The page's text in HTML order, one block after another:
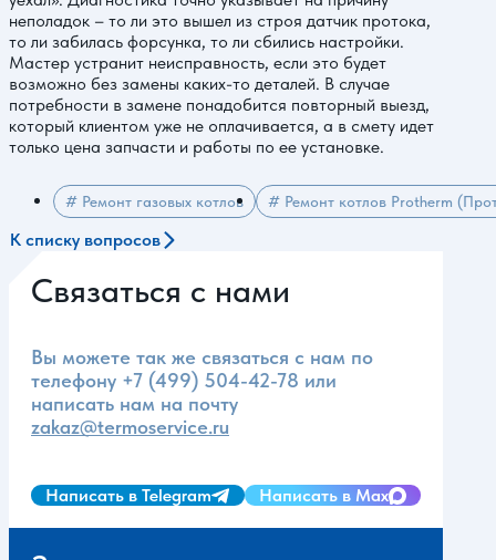
неполадок – то ли это вышел из строя датчик протока,
то ли забилась форсунка, то ли сбились настройки.
Мастер устранит неисправность, если это будет
возможно без замены каких-то деталей. В случае
потребности в замене понадобится повторный выезд,
который клиентом уже не оплачивается, а в смету идет
только цена запчасти и работы по ее установке.
# Ремонт газовых котлов # Ремонт котлов Protherm
К списку вопросов
Связаться с нами
Вы можете так же связаться с нам по
телефону +7 (499) 504-42-78 или
написать нам на почту
zakaz@termoservice.ru
Написать в Telegram Написать в Max